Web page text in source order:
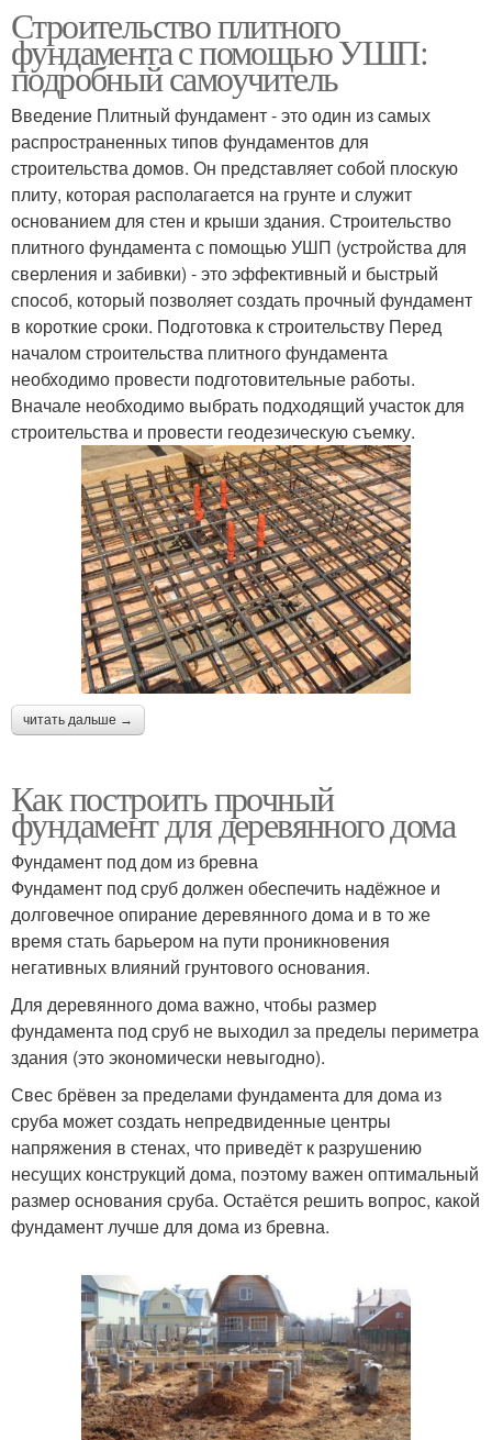
Строительство плитного
фундамента с помощью УШП:
подробный самоучитель
Введение Плитный фундамент - это один из самых
распространенных типов фундаментов для
строительства домов. Он представляет собой плоскую
плиту, которая располагается на грунте и служит
основанием для стен и крыши здания. Строительство
плитного фундамента с помощью УШП (устройства для
сверления и забивки) - это эффективный и быстрый
способ, который позволяет создать прочный фундамент
в короткие сроки. Подготовка к строительству Перед
началом строительства плитного фундамента
необходимо провести подготовительные работы.
Вначале необходимо выбрать подходящий участок для
строительства и провести геодезическую съемку.
читать дальше →
Как построить прочный
фундамент для деревянного дома
Фундамент под дом из бревна
Фундамент под сруб должен обеспечить надёжное и
долговечное опирание деревянного дома и в то же
время стать барьером на пути проникновения
негативных влияний грунтового основания.
Для деревянного дома важно, чтобы размер
фундамента под сруб не выходил за пределы периметра
здания (это экономически невыгодно).
Свес брёвен за пределами фундамента для дома из
сруба может создать непредвиденные центры
напряжения в стенах, что приведёт к разрушению
несущих конструкций дома, поэтому важен оптимальный
размер основания сруба. Остаётся решить вопрос, какой
фундамент лучше для дома из бревна.